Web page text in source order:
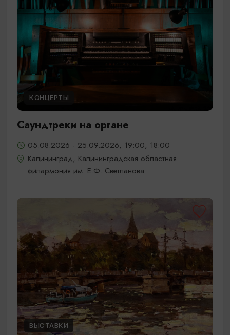
КОНЦЕРТЫ
Саундтреки на органе
05.08.2026 - 25.09.2026, 19:00, 18:00
Калининград, Калининградская областная
филармония им. Е.Ф. Светланова
ВЫСТАВКИ